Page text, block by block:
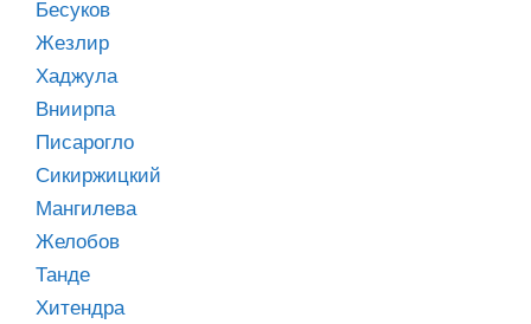
Бесуков
Жезлир
Хаджула
Вниирпа
Писарогло
Сикиржицкий
Мангилева
Желобов
Танде
Хитендра